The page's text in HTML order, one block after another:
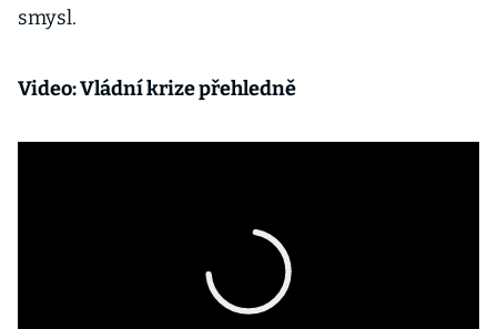
smysl.
Video: Vládní krize přehledně